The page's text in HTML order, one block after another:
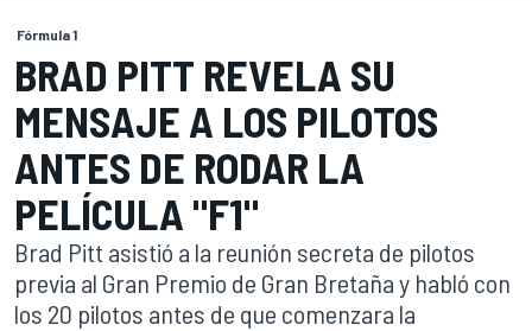
Fórmula 1
BRAD PITT REVELA SU
MENSAJE A LOS PILOTOS
ANTES DE RODAR LA
PELÍCULA "F1"
Brad Pitt asistió a la reunión secreta de pilotos
previa al Gran Premio de Gran Bretaña y habló con
los 20 pilotos antes de que comenzara la